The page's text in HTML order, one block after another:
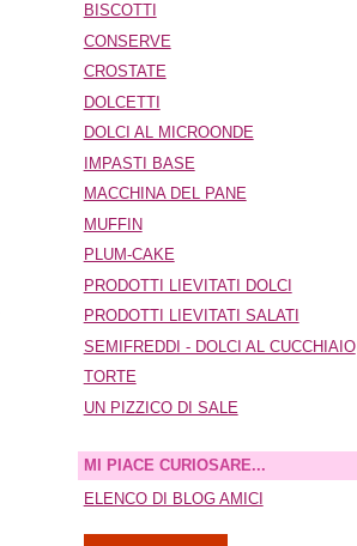
BISCOTTI
CONSERVE
CROSTATE
DOLCETTI
DOLCI AL MICROONDE
IMPASTI BASE
MACCHINA DEL PANE
MUFFIN
PLUM-CAKE
PRODOTTI LIEVITATI DOLCI
PRODOTTI LIEVITATI SALATI
SEMIFREDDI - DOLCI AL CUCCHIAIO
TORTE
UN PIZZICO DI SALE
MI PIACE CURIOSARE...
ELENCO DI BLOG AMICI